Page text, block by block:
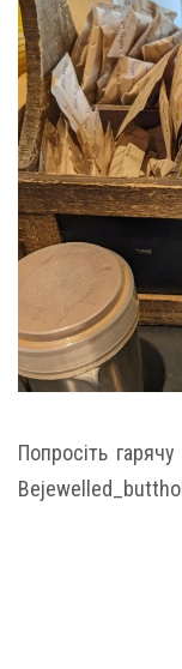
Попросіть